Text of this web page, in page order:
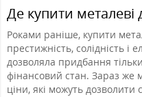
Де купити металеві
Роками раніше, купити
престижність, солідність і
дозволяла придбання
фінансовий стан. Зараз же
ціни, які можуть дозволити